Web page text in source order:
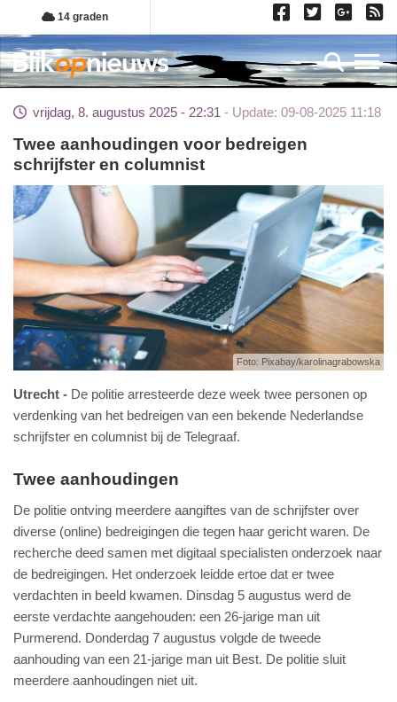
Overslaan
en
naar
de
gaan
14 graden
vrijdag, 8. augustus 2025 - 22:31 Update: 09-08-2025 11:18
Twee aanhoudingen voor bedreigen
schrijfster en columnist
Foto: Pixabay/karolinagrabowska
Utrecht
De politie arresteerde deze week twee personen op
verdenking van het bedreigen van een bekende Nederlandse
schrijfster en columnist bij de Telegraaf.
Twee aanhoudingen
De politie ontving meerdere aangiftes van de schrijfster over
diverse (online) bedreigingen die tegen haar gericht waren. De
recherche deed samen met digitaal specialisten onderzoek naar
de bedreigingen. Het onderzoek leidde ertoe dat er twee
verdachten in beeld kwamen. Dinsdag 5 augustus werd de
eerste verdachte aangehouden: een 26-jarige man uit
Purmerend. Donderdag 7 augustus volgde de tweede
aanhouding van een 21-jarige man uit Best. De politie sluit
meerdere aanhoudingen niet uit.